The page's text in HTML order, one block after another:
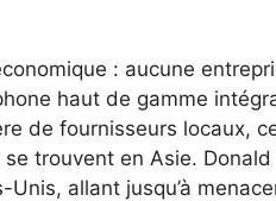
: aucune
haut de gamme
de fournisseurs locaux,
trouvent en Asie.
allant jusqu’à